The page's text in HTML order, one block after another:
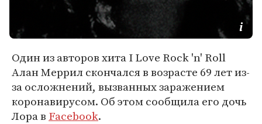
Один из авторов хита I Love Rock 'n' Roll
Алан Меррил скончался в возрасте 69 лет из-
за осложнений, вызванных заражением
коронавирусом. Об этом сообщила его дочь
Лора в Facebook.